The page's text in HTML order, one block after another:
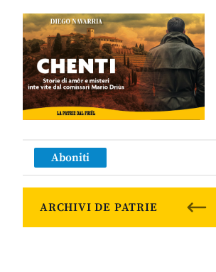
Aboniti
ARCHIVI DE PATRIE